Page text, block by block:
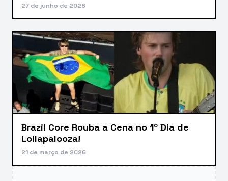
27 de junho de 2026
Brazil Core Rouba a Cena no 1º Dia de
Lollapalooza!
21 de março de 2026